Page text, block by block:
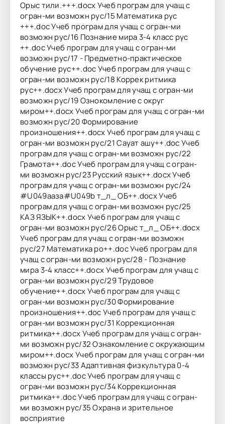
Орыс тили.+++.docx Учеб програм для учащ с
огран-ми возможн рус/15 Математика рус
+++.doc Учеб програм для учащ с огран-ми
возможн рус/16 Познание мира 3-4 класс рус
++.doc Учеб програм для учащ с огран-ми
возможн рус/17 - Предметно-практическое
обучение рус++.doc Учеб програм для учащ с
огран-ми возможн рус/18 Коррек ритмика
рус++.docx Учеб програм для учащ с огран-ми
возможн рус/19 Ознокомление с округ
миром++.docx Учеб програм для учащ с огран-ми
возможн рус/20 Формирование
произношения++.docx Учеб програм для учащ с
огран-ми возможн рус/21 Сауат ашу++.doc Учеб
програм для учащ с огран-ми возможн рус/22
Грамота++.doc Учеб програм для учащ с огран-
ми возможн рус/23 Русский язык++.docx Учеб
програм для учащ с огран-ми возможн рус/24
#U049aаза#U049b т_л_ ОБ++.docx Учеб
програм для учащ с огран-ми возможн рус/25
КАЗ ЯЗЫК++.docx Учеб програм для учащ с
огран-ми возможн рус/26 Орыс т_л_ ОБ++.docx
Учеб програм для учащ с огран-ми возможн
рус/27 Математика ро++.doc Учеб програм для
учащ с огран-ми возможн рус/28 - Познание
мира 3-4 класс++.docx Учеб програм для учащ с
огран-ми возможн рус/29 Трудовое
обучение++.docx Учеб програм для учащ с
огран-ми возможн рус/30 Формирование
произношения++.doc Учеб програм для учащ с
огран-ми возможн рус/31 Коррекционная
ритмика++.docx Учеб програм для учащ с огран-
ми возможн рус/32 Ознакомление с окружающим
миром++.docx Учеб програм для учащ с огран-ми
возможн рус/33 Адаптивная физкультура 0-4
классы рус++.doc Учеб програм для учащ с
огран-ми возможн рус/34 Коррекционная
ритмика++.doc Учеб програм для учащ с огран-
ми возможн рус/35 Охрана и зрительное
восприятие